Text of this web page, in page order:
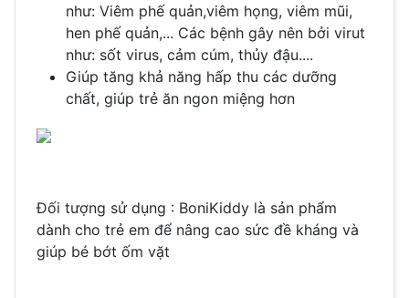
như: Viêm phế quản,viêm họng, viêm mũi,
hen phế quản,... Các bệnh gây nên bởi virut
như: sốt virus, cảm cúm, thủy đậu....
Giúp tăng khả năng hấp thu các dưỡng
chất, giúp trẻ ăn ngon miệng hơn
Đối tượng sử dụng : BoniKiddy là sản phẩm
dành cho trẻ em để nâng cao sức đề kháng và
giúp bé bớt ốm vặt